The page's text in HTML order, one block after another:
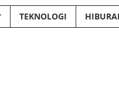
TEKNOLOGI